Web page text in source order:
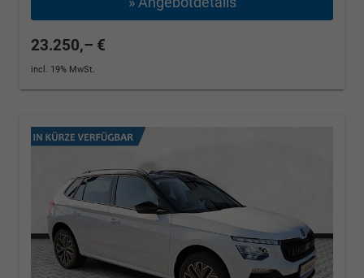
23.250,– €
incl. 19% MwSt.